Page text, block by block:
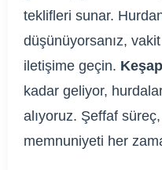
teklifleri sunar.
düşünüyorsanız,
iletişime geçin.
kadar geliyor,
alıyoruz. Şeffaf
memnuniyeti her